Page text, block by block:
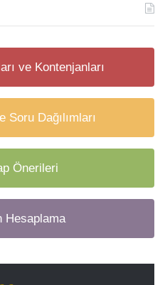
ve Kontenjanları
Soru Dağılımları
Önerileri
Hesaplama